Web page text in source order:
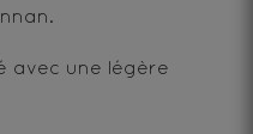
avec une légère